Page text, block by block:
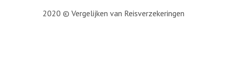
2020 © Vergelijken van Reisverzekeringen